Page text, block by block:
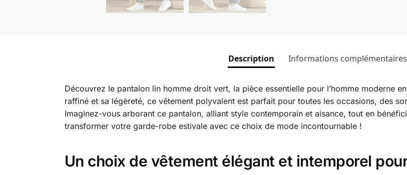
Description Informations complémentaires
Découvrez le pantalon lin homme droit vert, la pièce essentielle pour l’homme moderne
raffiné et sa légèreté, ce vêtement polyvalent est parfait pour toutes les occasions, des
Imaginez-vous arborant ce pantalon, alliant style contemporain et aisance, tout en
transformer votre garde-robe estivale avec ce choix de mode incontournable !
Un choix de vêtement élégant et intemporel